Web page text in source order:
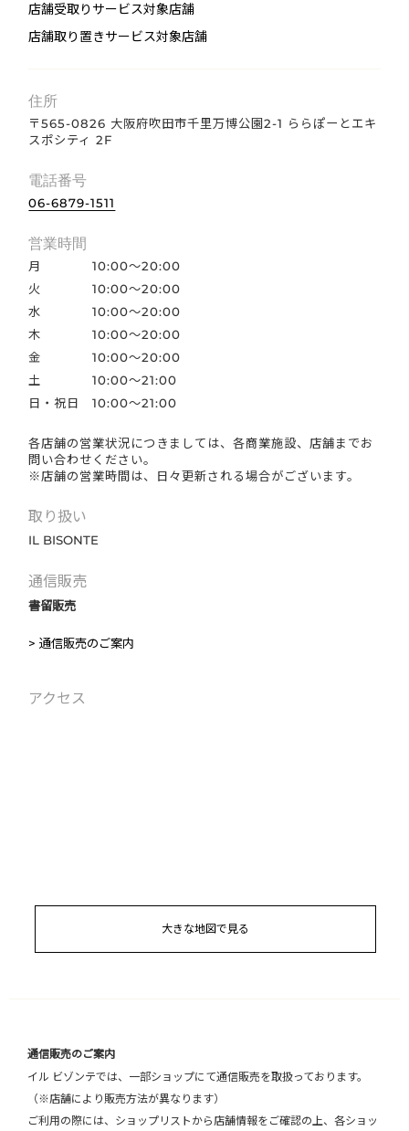
店舗受取りサービス対象店舗
店舗取り置きサービス対象店舗
住所
〒565-0826 大阪府吹田市千里万博公園2-1 ららぽーとエキ
スポシティ 2F
電話番号
06-6879-1511
営業時間
月10:00～20:00
火10:00～20:00
水10:00～20:00
木10:00～20:00
金10:00～20:00
土10:00～21:00
日・祝日10:00～21:00
各店舗の営業状況につきましては、各商業施設、店舗までお
問い合わせください。
※店舗の営業時間は、日々更新される場合がございます。
取り扱い
IL BISONTE
通信販売
書留販売
> 通信販売のご案内
アクセス
大きな地図で見る
通信販売のご案内
イル ビゾンテでは、一部ショップにて通信販売を取扱っております。
（※店舗により販売方法が異なります）
ご利用の際には、ショップリストから店舗情報をご確認の上、各ショッ